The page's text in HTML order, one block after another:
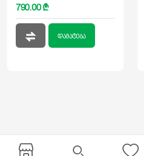
790.00 ₾
დამატება